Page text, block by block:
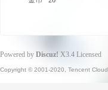
Powered by Discuz! X3.4 Licensed
Copyright © 2001-2020, Tencent Cloud.